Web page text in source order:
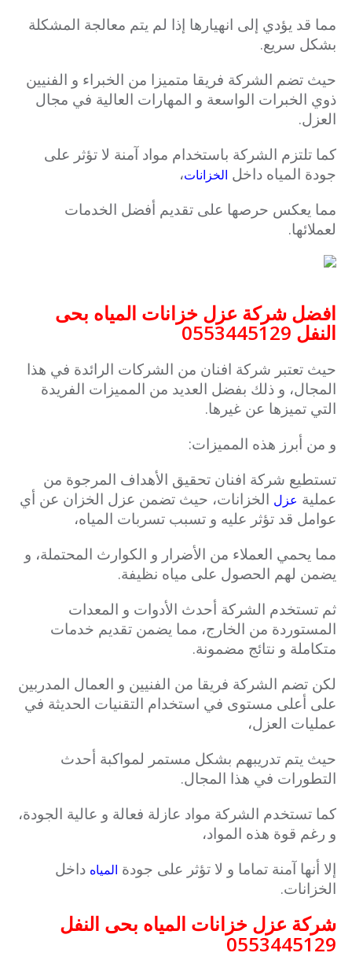
مما قد يؤدي إلى انهيارها إذا لم يتم معالجة المشكلة
بشكل سريع.
حيث تضم الشركة فريقا متميزا من الخبراء و الفنيين
ذوي الخبرات الواسعة و المهارات العالية في مجال
العزل.
كما تلتزم الشركة باستخدام مواد آمنة لا تؤثر على
جودة المياه داخل الخزانات،
مما يعكس حرصها على تقديم أفضل الخدمات
لعملائها.
افضل شركة عزل خزانات المياه بحى
النفل 0553445129
حيث تعتبر شركة افنان من الشركات الرائدة في هذا
المجال، و ذلك بفضل العديد من المميزات الفريدة
التي تميزها عن غيرها.
و من أبرز هذه المميزات:
تستطيع شركة افنان تحقيق الأهداف المرجوة من
عملية عزل الخزانات، حيث تضمن عزل الخزان عن أي
عوامل قد تؤثر عليه و تسبب تسربات المياه،
مما يحمي العملاء من الأضرار و الكوارث المحتملة، و
يضمن لهم الحصول على مياه نظيفة.
ثم تستخدم الشركة أحدث الأدوات و المعدات
المستوردة من الخارج، مما يضمن تقديم خدمات
متكاملة و نتائج مضمونة.
لكن تضم الشركة فريقا من الفنيين و العمال المدربين
على أعلى مستوى في استخدام التقنيات الحديثة في
عمليات العزل،
حيث يتم تدريبهم بشكل مستمر لمواكبة أحدث
التطورات في هذا المجال.
كما تستخدم الشركة مواد عازلة فعالة و عالية الجودة،
و رغم قوة هذه المواد،
إلا أنها آمنة تماما و لا تؤثر على جودة المياه داخل
الخزانات.
شركة عزل خزانات المياه بحى النفل
0553445129